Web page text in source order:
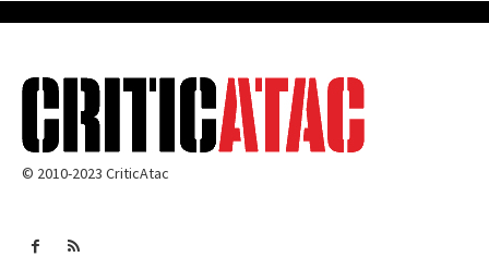
© 2010-2023 CriticAtac